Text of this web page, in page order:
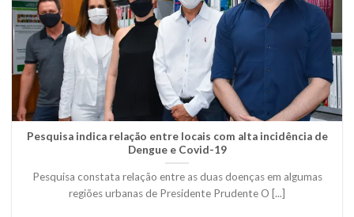
Pesquisa indica relação entre locais com alta incidência de
Dengue e Covid-19
Pesquisa constata relação entre as duas doenças em algumas
regiões urbanas de Presidente Prudente O [...]